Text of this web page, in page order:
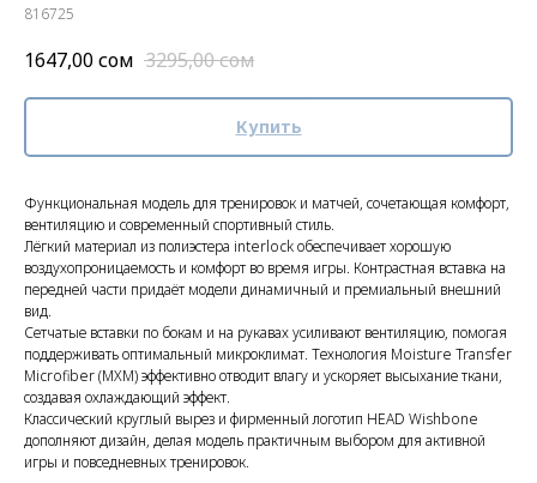
816725
1647,00сом 3295,00сом
Купить
Функциональная модель для тренировок и матчей, сочетающая комфорт,
вентиляцию и современный спортивный стиль.
Лёгкий материал из полиэстера interlock обеспечивает хорошую
воздухопроницаемость и комфорт во время игры. Контрастная вставка на
передней части придаёт модели динамичный и премиальный внешний
вид.
Сетчатые вставки по бокам и на рукавах усиливают вентиляцию, помогая
поддерживать оптимальный микроклимат. Технология Moisture Transfer
Microfiber (MXM) эффективно отводит влагу и ускоряет высыхание ткани,
создавая охлаждающий эффект.
Классический круглый вырез и фирменный логотип HEAD Wishbone
дополняют дизайн, делая модель практичным выбором для активной
игры и повседневных тренировок.